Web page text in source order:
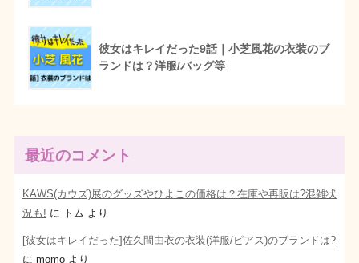
彼女はキレイだった9話｜小芝風花の衣装のブ
ランドは？洋服/バッグ等
最近のコメント
KAWS(カウズ)展のグッズやひよこの価格は？在庫や再販は?混雑状
況も! に トム より
[彼女はキレイだった]佐久間由衣の衣装(洋服/ピアス)のブランドは?
に momoより